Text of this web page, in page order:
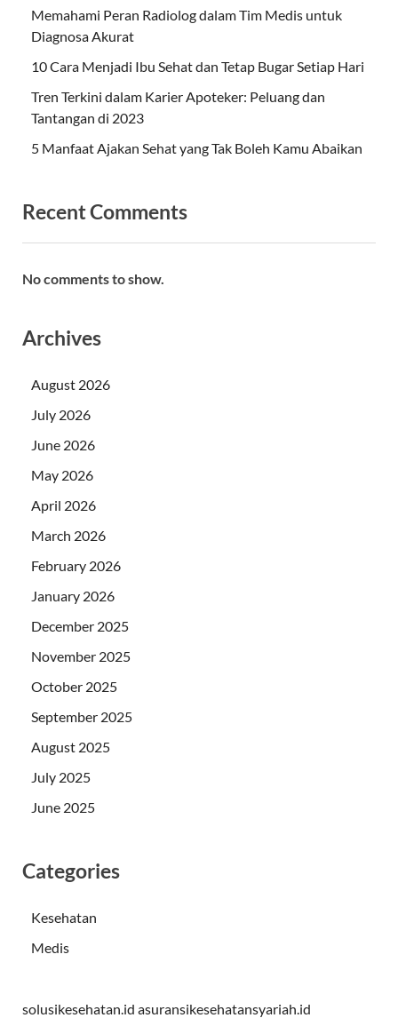
Memahami Peran Radiolog dalam Tim Medis untuk
Diagnosa Akurat
10 Cara Menjadi Ibu Sehat dan Tetap Bugar Setiap Hari
Tren Terkini dalam Karier Apoteker: Peluang dan
Tantangan di 2023
5 Manfaat Ajakan Sehat yang Tak Boleh Kamu Abaikan
Recent Comments
No comments to show.
Archives
August 2026
July 2026
June 2026
May 2026
April 2026
March 2026
February 2026
January 2026
December 2025
November 2025
October 2025
September 2025
August 2025
July 2025
June 2025
Categories
Kesehatan
Medis
solusikesehatan.id asuransikesehatansyariah.id